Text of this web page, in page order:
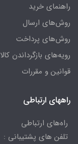
راهنمای خرید
روش‌های ارسال
روش‌های پرداخت
رویه‌های بازگرداندن کالا
قوانین و مقررات
راههای ارتباطی
راه‌های ارتباطی
تلفن های پشتیبانی :